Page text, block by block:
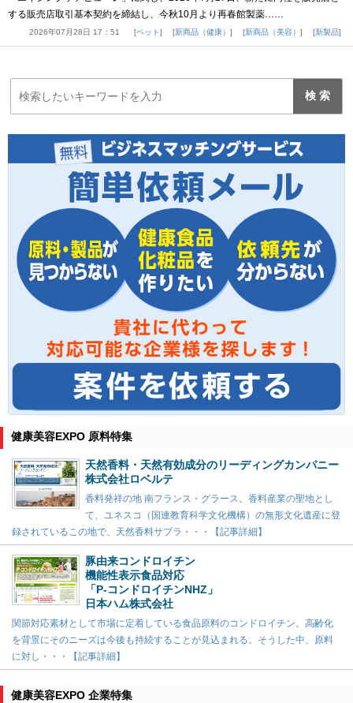
する販売店取引基本契約を締結し、今秋10月より再春館製薬……
2026年07月28日 17：51 ペット 新商品（健康） 新商品（美容） 新製品
健康美容EXPO 原料特集
天然香料・天然有効成分のリーディングカンパニー
株式会社ロベルテ
香料発祥の地 南フランス・グラース。香料産業の聖地とし
て、ユネスコ（国連教育科学文化機構）の無形文化遺産に登
録されているこの地で、天然香料サプラ・・・【記事詳細】
豚由来コンドロイチン
機能性表示食品対応
「P-コンドロイチンNHZ」
日本ハム株式会社
関節対応素材として市場に定着している食品原料のコンドロイチン。高齢化
を背景にそのニーズは今後も持続することが見込まれる。そうした中、原料
に対し・・・【記事詳細】
健康美容EXPO 企業特集